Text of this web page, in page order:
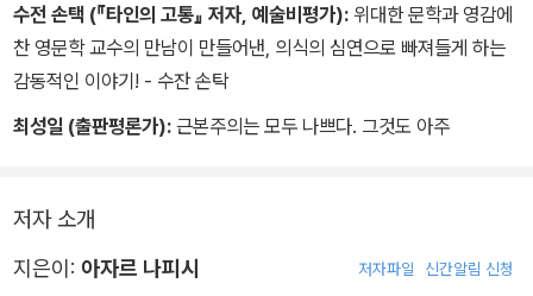
을 파괴하는 개츠비 같은 사람이 될 것입니다.
수전 손택 (『타인의 고통』 저자, 예술비평가): 위대한 문학과 영감에
찬 영문학 교수의 만남이 만들어낸, 의식의 심연으로 빠져들게 하는
감동적인 이야기! - 수잔 손탁
최성일 (출판평론가): 근본주의는 모두 나쁘다. 그것도 아주
저자 소개
지은이: 아자르 나피시 저자파일 신간알림 신청